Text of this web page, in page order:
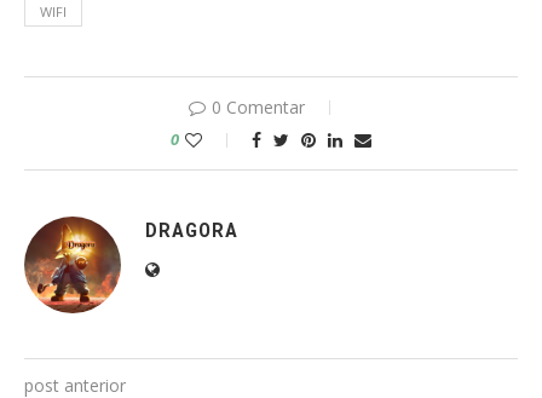
WIFI
0 Comentar
0
DRAGORA
post anterior